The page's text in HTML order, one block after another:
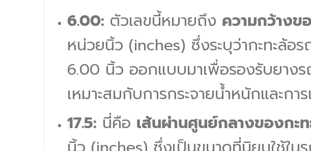
6.00: ตัวเลขนี้หมายถึง ความกว้างข
หน่วยนิ้ว (inches) ซึ่งระบุว่ากะทะล้อ
6.00 นิ้ว ออกแบบมาเพื่อรองรับยางร
เหมาะสมกับการกระจายน้ำหนักและกา
17.5: นี่คือ เส้นผ่านศูนย์กลางของกะ